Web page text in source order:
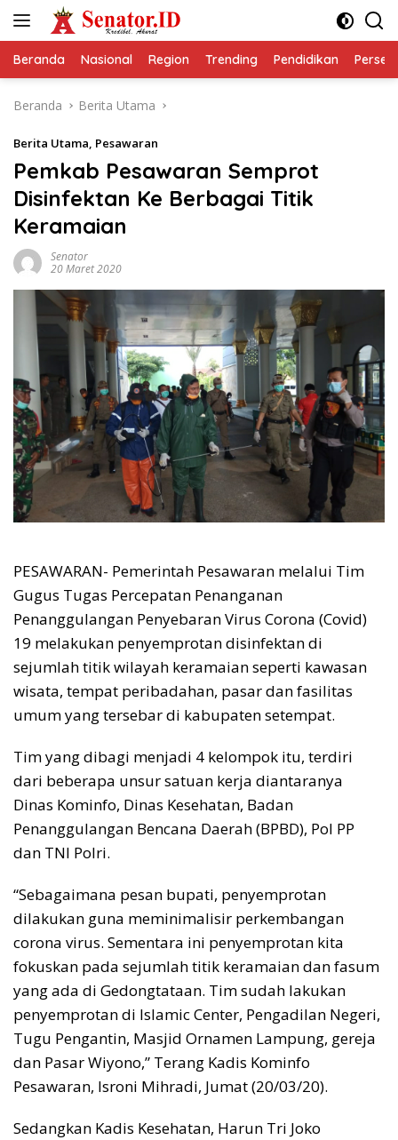
Beranda Nasional Region Trending Pendidikan
Beranda Berita Utama
Berita Utama, Pesawaran
Pemkab Pesawaran Semprot
Disinfektan Ke Berbagai Titik
Keramaian
Senator
20 Maret 2020
PESAWARAN- Pemerintah Pesawaran melalui Tim
Gugus Tugas Percepatan Penanganan
Penanggulangan Penyebaran Virus Corona (Covid)
19 melakukan penyemprotan disinfektan di
sejumlah titik wilayah keramaian seperti kawasan
wisata, tempat peribadahan, pasar dan fasilitas
umum yang tersebar di kabupaten setempat.
Tim yang dibagi menjadi 4 kelompok itu, terdiri
dari beberapa unsur satuan kerja diantaranya
Dinas Kominfo, Dinas Kesehatan, Badan
Penanggulangan Bencana Daerah (BPBD), Pol PP
dan TNI Polri.
“Sebagaimana pesan bupati, penyemprotan
dilakukan guna meminimalisir perkembangan
corona virus. Sementara ini penyemprotan kita
fokuskan pada sejumlah titik keramaian dan fasum
yang ada di Gedongtataan. Tim sudah lakukan
penyemprotan di Islamic Center, Pengadilan Negeri,
Tugu Pengantin, Masjid Ornamen Lampung, gereja
dan Pasar Wiyono,” Terang Kadis Kominfo
Pesawaran, Isroni Mihradi, Jumat (20/03/20).
Sedangkan Kadis Kesehatan, Harun Tri Joko